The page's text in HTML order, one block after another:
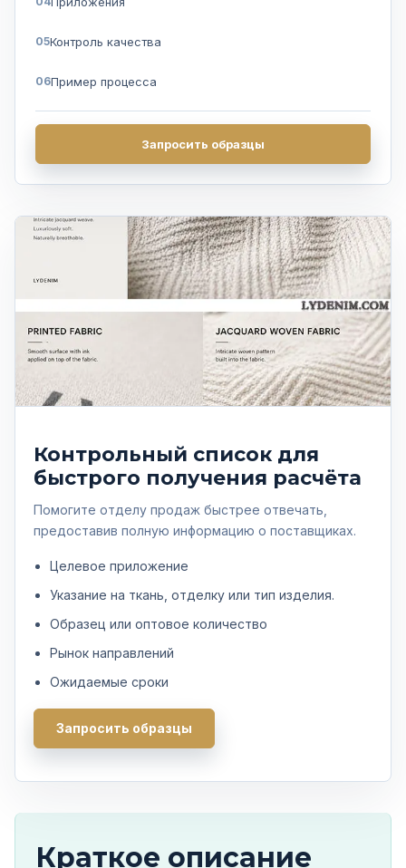
Контроль качества
Пример процесса
Часто задаваемые вопросы
Получить предложение
Запросить образцы
Краткое описание
Контрольный список для
быстрого получения расчёта
Помогите отделу продаж быстрее отвечать,
предоставив полную информацию о поставщиках.
Целевое приложение
Указание на ткань, отделку или тип изделия.
Образец или оптовое количество
Рынок направлений
Ожидаемые сроки
Запросить образцы